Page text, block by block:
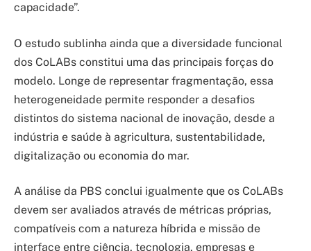
capacidade”.
O estudo sublinha ainda que a diversidade funcional
dos CoLABs constitui uma das principais forças do
modelo. Longe de representar fragmentação, essa
heterogeneidade permite responder a desafios
distintos do sistema nacional de inovação, desde a
indústria e saúde à agricultura, sustentabilidade,
digitalização ou economia do mar.
A análise da PBS conclui igualmente que os CoLABs
devem ser avaliados através de métricas próprias,
compatíveis com a natureza híbrida e missão de
interface entre ciência, tecnologia, empresas e